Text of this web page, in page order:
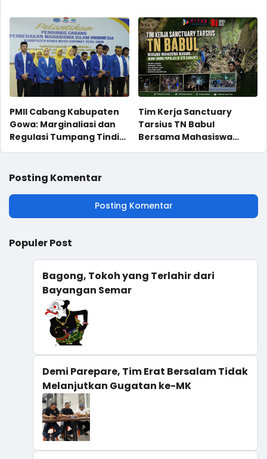
Melalui Program NYALA di
UPT SD Negeri 36 Tonasa
Parappa
PMII Cabang Kabupaten
Gowa: Marginaliasi dan
Regulasi Tumpang Tindih
Naungan Kementrian
Agama RI
Tim Kerja Sanctuary
Tarsius TN Babul
Bersama Mahasiswa
Posting Komentar
Posting Komentar
Populer Post
Bagong, Tokoh yang Terlahir dari
Bayangan Semar
Demi Parepare, Tim Erat Bersalam Tidak
Melanjutkan Gugatan ke-MK